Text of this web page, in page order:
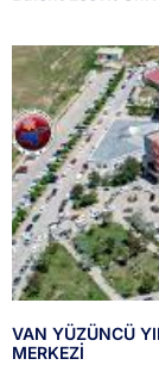
VAN YÜZÜNCÜ
MERKEZİ